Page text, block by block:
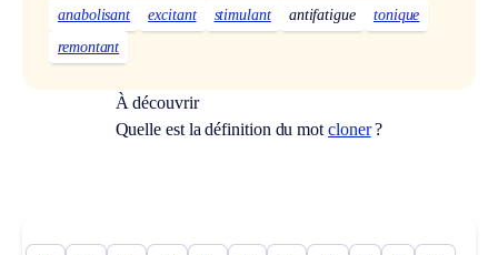
anabolisant excitant stimulant antifatigue
tonique
remontant
À découvrir
Quelle est la définition du motcloner?